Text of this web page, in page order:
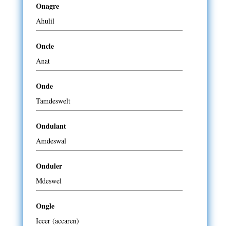
Onagre
Ahulil
Oncle
Anat
Onde
Tamdeswelt
Ondulant
Amdeswal
Onduler
Mdeswel
Ongle
Iccer (accaren)